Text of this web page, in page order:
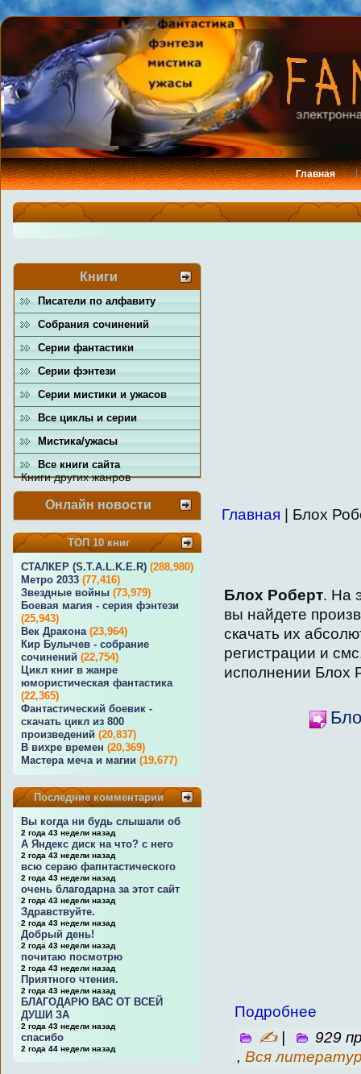
Главная
Книги
Писатели по алфавиту
Собрания сочинений
Серии фантастики
Серии фэнтези
Серии мистики и ужасов
Все циклы и серии
Мистика/ужасы
Все книги сайта
Книги других жанров
Онлайн новости
ТОП 10 книг
СТАЛКЕР (S.T.A.L.K.E.R) (288,980)
Метро 2033 (77,416)
Звездные войны (73,979)
Боевая магия - серия фэнтези
(25,943)
Век Дракона (23,964)
Кир Булычев - собрание
сочинений (22,754)
Цикл книг в жанре
юмористическая фантастика
(22,365)
Фантастический боевик -
скачать цикл из 800
произведений (20,837)
В вихре времен (20,369)
Мастера меча и магии (19,677)
Последние комментарии
Вы когда ни будь слышали об
2 года 43 недели назад
А Яндекс диск на что? с него
2 года 43 недели назад
всю сераю фапнтастического
2 года 43 недели назад
очень благодарна за этот сайт
2 года 43 недели назад
Здравствуйте.
2 года 43 недели назад
Добрый день!
2 года 43 недели назад
почитаю посмотрю
2 года 43 недели назад
Приятного чтения.
2 года 43 недели назад
БЛАГОДАРЮ ВАС ОТ ВСЕЙ
ДУШИ ЗА
2 года 43 недели назад
спасибо
2 года 44 недели назад
Главная | Блох
Блох Роберт. На
вы найдете
скачать их
регистрации и
исполнении Блох
Подробнее
✍|
929
, Вся